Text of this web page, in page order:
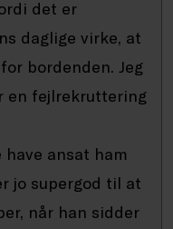
det er
daglige virke, at
bordenden. Jeg
en fejlrekruttering
have ansat ham
jo supergod til at
når han sidder